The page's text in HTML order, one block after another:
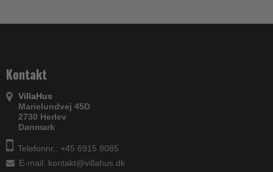
Kontakt
VillaHus
Marielundvej 45D
2730 Herlev
Danmark
Telefonnr.: +45 6915 8085
E-mail: kontakt@villahus.dk